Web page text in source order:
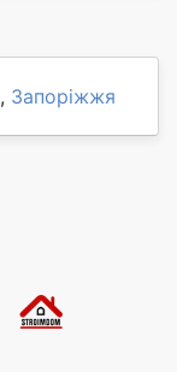
, Запоріжжя